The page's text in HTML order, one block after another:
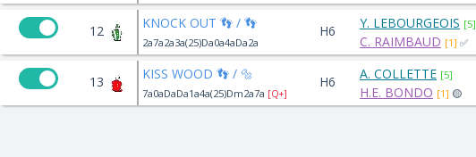
12 KNOCK OUT 👣 / 👣
2a7a2a3a(25)Da0a4aDa2a
H6 Y. LEBOURGEOIS [5]
C. RAIMBAUD [1] ✅
13 KISS WOOD 👣 / 🔩
7a0aDaDa1a4a(25)Dm2a7a [Q+]
H6 A. COLLETTE [5]
H.E. BONDO [1] 🟡